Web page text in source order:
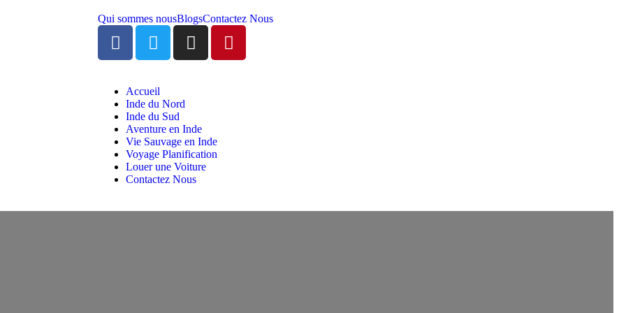
Qui sommes nousBlogsContactez Nous
Accueil
Inde du Nord
Inde du Sud
Aventure en Inde
Vie Sauvage en Inde
Voyage Planification
Louer une Voiture
Contactez Nous